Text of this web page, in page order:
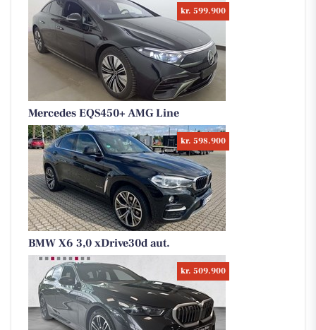
kr. 599.900
Mercedes EQS450+ AMG Line
kr. 598.900
BMW X6 3,0 xDrive30d aut.
kr. 509.900